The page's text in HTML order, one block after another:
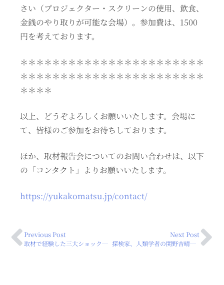
さい（プロジェクター・スクリーンの使用、飲食、
金銭のやり取りが可能な会場）。参加費は、1500
円を考えております。
＊＊＊＊＊＊＊＊＊＊＊＊＊＊＊＊＊＊＊＊＊＊＊
＊＊＊＊＊＊＊＊＊＊＊＊＊＊＊＊＊＊＊＊＊＊＊
＊＊＊＊
以上、どうぞよろしくお願いいたします。会場に
て、皆様のご参加をお待ちしております。
ほか、取材報告会についてのお問い合わせは、以下
の「コンタクト」よりお願いいたします。
https://yukakomatsu.jp/contact/
Previous Post
取材で経験した三大ショック、その真相・・・（2022年11月11日）
Next Post
探検家、人類学者の関野吉晴さんとの対談イベントが終わりました